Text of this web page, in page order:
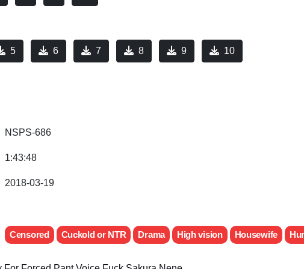
5 6 7 8 9 10
NSPS-686
1:43:48
2018-03-19
Censored Cuckold or NTR Drama High vision Housewife